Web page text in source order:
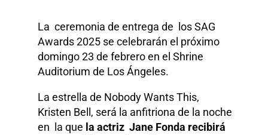
La ceremonia de entrega de los SAG
Awards 2025 se celebrarán el próximo
domingo 23 de febrero en el Shrine
Auditorium de Los Ángeles.
La estrella de Nobody Wants This,
Kristen Bell, será la anfitriona de la noche
en la que la actriz Jane Fonda recibirá